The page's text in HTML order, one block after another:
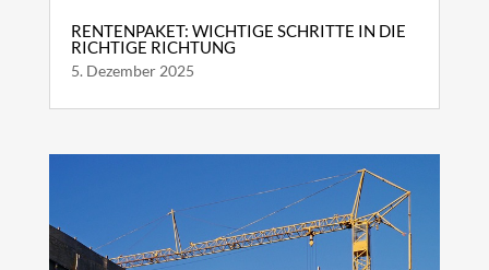
RENTENPAKET: WICHTIGE SCHRITTE IN DIE
RICHTIGE RICHTUNG
5. Dezember 2025